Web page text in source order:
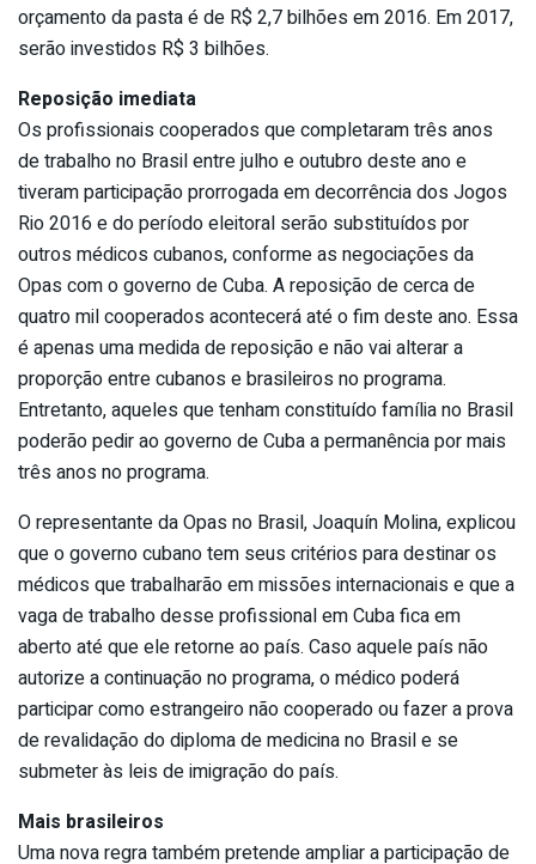
orçamento da pasta é de R$ 2,7 bilhões em 2016. Em 2017,
serão investidos R$ 3 bilhões.
Reposição imediata
Os profissionais cooperados que completaram três anos
de trabalho no Brasil entre julho e outubro deste ano e
tiveram participação prorrogada em decorrência dos Jogos
Rio 2016 e do período eleitoral serão substituídos por
outros médicos cubanos, conforme as negociações da
Opas com o governo de Cuba. A reposição de cerca de
quatro mil cooperados acontecerá até o fim deste ano. Essa
é apenas uma medida de reposição e não vai alterar a
proporção entre cubanos e brasileiros no programa.
Entretanto, aqueles que tenham constituído família no Brasil
poderão pedir ao governo de Cuba a permanência por mais
três anos no programa.
O representante da Opas no Brasil, Joaquín Molina, explicou
que o governo cubano tem seus critérios para destinar os
médicos que trabalharão em missões internacionais e que a
vaga de trabalho desse profissional em Cuba fica em
aberto até que ele retorne ao país. Caso aquele país não
autorize a continuação no programa, o médico poderá
participar como estrangeiro não cooperado ou fazer a prova
de revalidação do diploma de medicina no Brasil e se
submeter às leis de imigração do país.
Mais brasileiros
Uma nova regra também pretende ampliar a participação de